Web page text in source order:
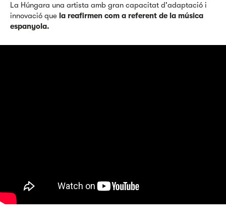
La Húngara una artista amb gran capacitat d'adaptació i
innovació que la reafirmen com a referent de la música
espanyola.